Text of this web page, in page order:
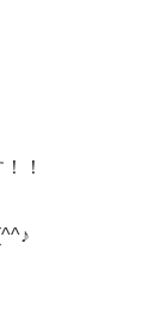
！